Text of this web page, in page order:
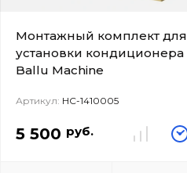
Монтажный комплект для
установки кондиционера
Ballu Machine
Артикул: НС-1410005
5 500 руб.